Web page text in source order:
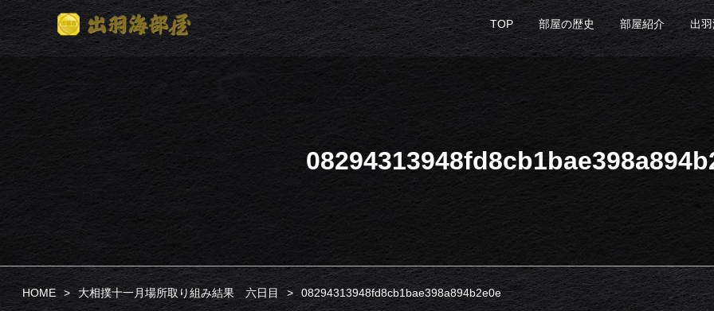
TOP 部屋の歴史 部屋紹介 出
HOME 大相撲十一月場所取り組み結果 六日目 08294313948fd8cb1bae398a894b2e0e